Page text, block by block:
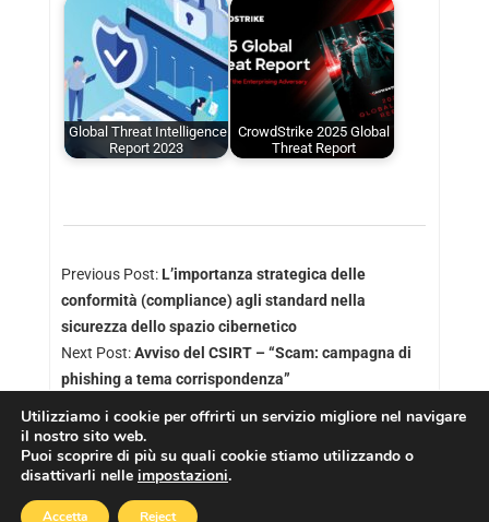
Global Threat Intelligence
Report 2023
CrowdStrike 2025 Global
Threat Report
Previous Post: L’importanza strategica delle
conformità (compliance) agli standard nella
sicurezza dello spazio cibernetico
Next Post:Avviso del CSIRT – “Scam: campagna di
phishing a tema corrispondenza”
Copyright © 2026
Utilizziamo i cookie per offrirti un servizio migliore nel navigare
il nostro sito web.
Puoi scoprire di più su quali cookie stiamo utilizzando o
disattivarli nelle impostazioni.
Accetta Reject